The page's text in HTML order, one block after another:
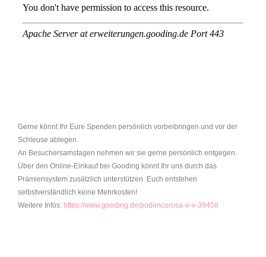
Gerne könnt Ihr Eure Spenden persönlich vorbeibringen und vor der
Schleuse ablegen.
An Besuchersamstagen nehmen wir sie gerne persönlich entgegen.
Über den Online-Einkauf bei Gooding könnt Ihr uns durch das
Prämiensystem zusätzlich unterstützen. Euch entstehen
selbstverständlich keine Mehrkosten!
Weitere Infos: https://www.gooding.de/podencorosa-e-v-39458